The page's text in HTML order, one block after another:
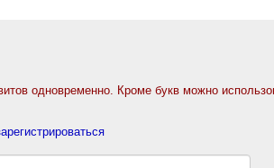
одновременно. Кроме букв можно